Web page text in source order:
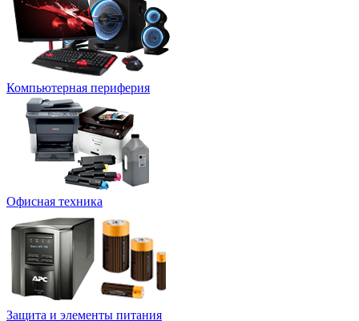
Компьютерная периферия
Офисная техника
Защита и элементы питания